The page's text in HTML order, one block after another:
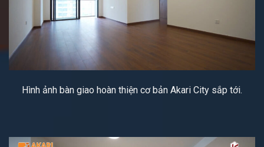
Hình ảnh bàn giao hoàn thiện cơ bản Akari City sắp tới.